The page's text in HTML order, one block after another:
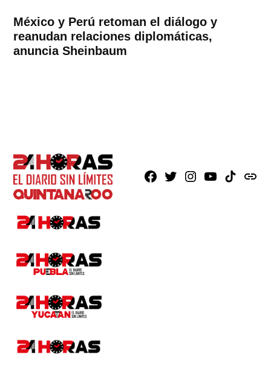
México y Perú retoman el diálogo y
reanudan relaciones diplomáticas,
anuncia Sheinbaum
Facebook
X Instagram
YoutubeTikTokissuu